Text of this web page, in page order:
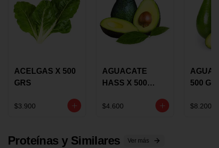
ACELGAS X 500
GRS
$3.900
AGUACATE
HASS X 500
$4.600
500
$8.200
Proteínas y Similares Ver más